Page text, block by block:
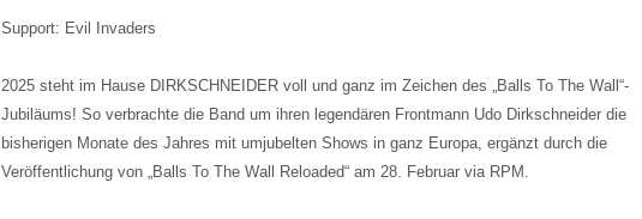
Support: Evil Invaders
2025 steht im Hause DIRKSCHNEIDER voll und ganz im Zeichen des „Balls To The Wall“-
Jubiläums! So verbrachte die Band um ihren legendären Frontmann Udo Dirkschneider die
bisherigen Monate des Jahres mit umjubelten Shows in ganz Europa, ergänzt durch die
Veröffentlichung von „Balls To The Wall Reloaded“ am 28. Februar via RPM.